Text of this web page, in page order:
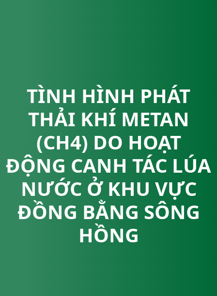
TÌNH HÌNH PHÁT
THẢI KHÍ METAN
(CH4) DO HOẠT
ĐỘNG CANH TÁC LÚA
NƯỚC Ở KHU VỰC
ĐỒNG BẰNG SÔNG
HỒNG